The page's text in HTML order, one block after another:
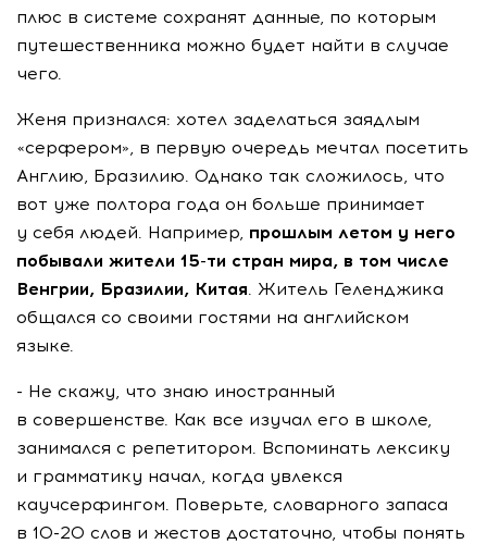
плюс в системе сохранят данные, по которым
путешественника можно будет найти в случае
чего.
Женя признался: хотел заделаться заядлым
«серфером», в первую очередь мечтал посетить
Англию, Бразилию. Однако так сложилось, что
вот уже полтора года он больше принимает
у себя людей. Например, прошлым летом у него
побывали жители 15-ти стран мира, в том числе
Венгрии, Бразилии, Китая. Житель Геленджика
общался со своими гостями на английском
языке.
- Не скажу, что знаю иностранный
в совершенстве. Как все изучал его в школе,
занимался с репетитором. Вспоминать лексику
и грамматику начал, когда увлекся
каучсерфингом. Поверьте, словарного запаса
в 10-20 слов и жестов достаточно, чтобы понять